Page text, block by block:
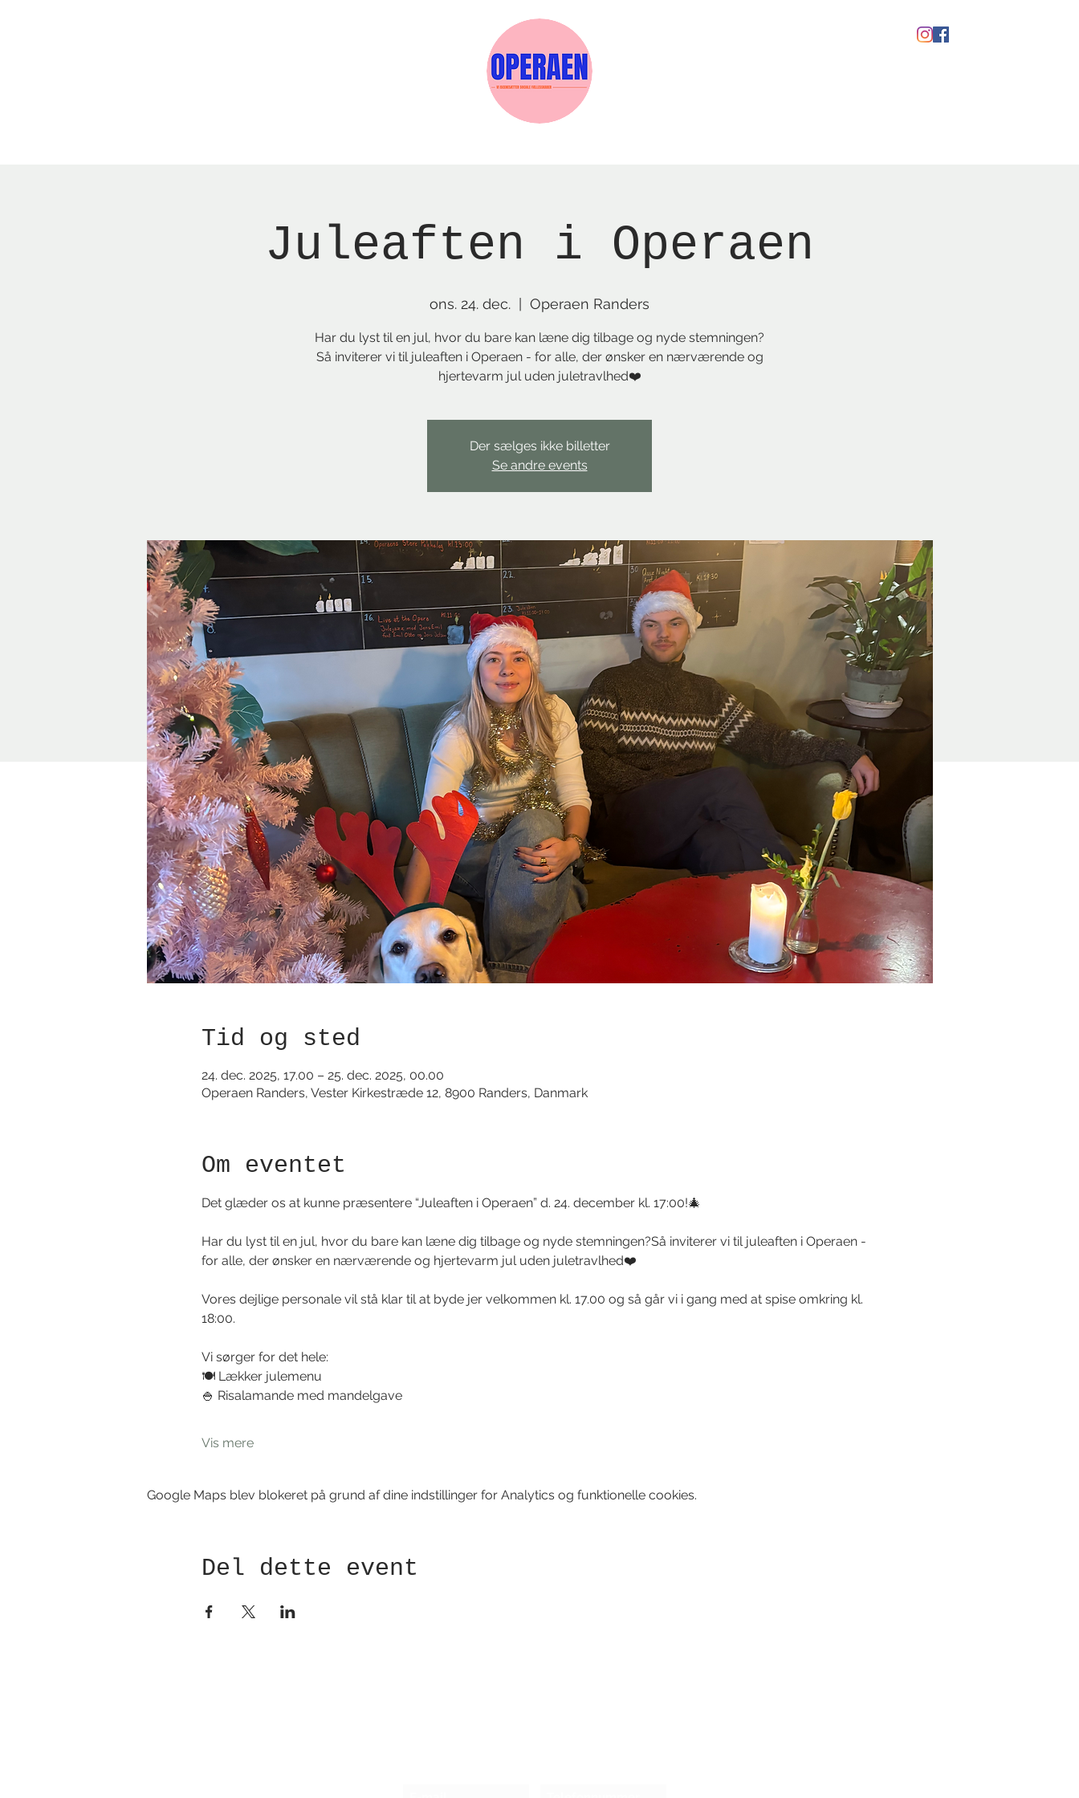
Juleaften i Operaen
ons. 24. dec. Operaen Randers
Har du lyst til en jul, hvor du bare kan læne dig tilbage og nyde stemningen?
Så inviterer vi til juleaften i Operaen - for alle, der ønsker en nærværende og
hjertevarm jul uden juletravlhed❤️
Der sælges ikke billetter
Se andre events
Tid og sted
24. dec. 2025, 17.00 – 25. dec. 2025, 00.00
Operaen Randers, Vester Kirkestræde 12, 8900 Randers, Danmark
Om eventet
Det glæder os at kunne præsentere “Juleaften i Operaen” d. 24. december kl. 17:00!🎄
Har du lyst til en jul, hvor du bare kan læne dig tilbage og nyde stemningen?Så inviterer vi til juleaften i Operaen -
for alle, der ønsker en nærværende og hjertevarm jul uden juletravlhed❤️
Vores dejlige personale vil stå klar til at byde jer velkommen kl. 17.00 og så går vi i gang med at spise omkring kl.
18:00.
Vi sørger for det hele:
🍽️ Lækker julemenu
🍚 Risalamande med mandelgave
Vis mere
Google Maps blev blokeret på grund af dine indstillinger for Analytics og funktionelle cookies.
Del dette event